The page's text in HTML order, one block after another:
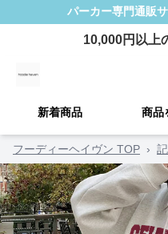
パーカー専門通販
10,000円以上
新着商品 商品
フーディーヘイヴン TOP ›